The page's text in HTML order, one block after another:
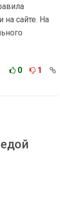
на сайте. На
0 1